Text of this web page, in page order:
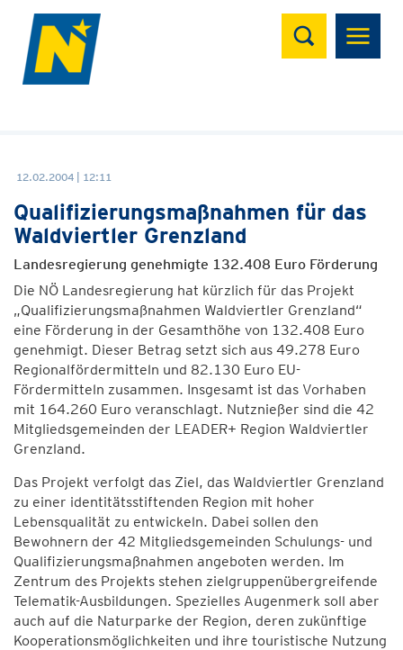
Suchen
12.02.2004 | 12:11
Qualifizierungsmaßnahmen für das
Waldviertler Grenzland
Landesregierung genehmigte 132.408 Euro Förderung
Die NÖ Landesregierung hat kürzlich für das Projekt
„Qualifizierungsmaßnahmen Waldviertler Grenzland“
eine Förderung in der Gesamthöhe von 132.408 Euro
genehmigt. Dieser Betrag setzt sich aus 49.278 Euro
Regionalfördermitteln und 82.130 Euro EU-
Fördermitteln zusammen. Insgesamt ist das Vorhaben
mit 164.260 Euro veranschlagt. Nutznießer sind die 42
Mitgliedsgemeinden der LEADER+ Region Waldviertler
Grenzland.
Das Projekt verfolgt das Ziel, das Waldviertler Grenzland
zu einer identitätsstiftenden Region mit hoher
Lebensqualität zu entwickeln. Dabei sollen den
Bewohnern der 42 Mitgliedsgemeinden Schulungs- und
Qualifizierungsmaßnahmen angeboten werden. Im
Zentrum des Projekts stehen zielgruppenübergreifende
Telematik-Ausbildungen. Spezielles Augenmerk soll aber
auch auf die Naturparke der Region, deren zukünftige
Kooperationsmöglichkeiten und ihre touristische Nutzung